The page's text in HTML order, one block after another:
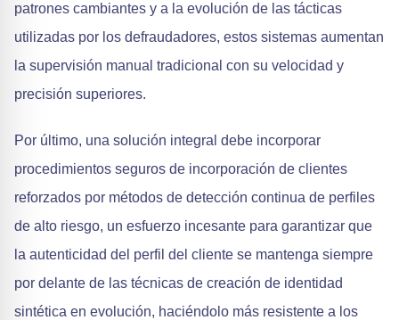
patrones cambiantes y a la evolución de las tácticas
utilizadas por los defraudadores, estos sistemas aumentan
la supervisión manual tradicional con su velocidad y
precisión superiores.
Por último, una solución integral debe incorporar
procedimientos seguros de incorporación de clientes
reforzados por métodos de detección continua de perfiles
de alto riesgo, un esfuerzo incesante para garantizar que
la autenticidad del perfil del cliente se mantenga siempre
por delante de las técnicas de creación de identidad
sintética en evolución, haciéndolo más resistente a los